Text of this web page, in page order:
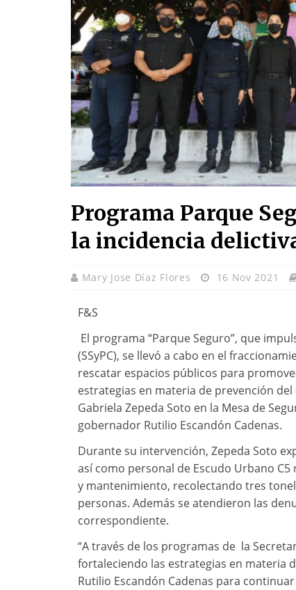
Programa Parque
la incidencia
Mary Jose Díaz Flores 16 Nov 2021
F&S
El programa “Parque Seguro”, que
(SSyPC), se llevó a cabo en el
rescatar espacios públicos para
estrategias en materia de prevención
Gabriela Zepeda Soto en la Mesa de
gobernador Rutilio Escandón Cadenas.
Durante su intervención, Zepeda Soto
así como personal de Escudo Urbano
y mantenimiento, recolectando tres
personas. Además se atendieron las
correspondiente.
“A través de los programas de la
fortaleciendo las estrategias en materia
Rutilio Escandón Cadenas para